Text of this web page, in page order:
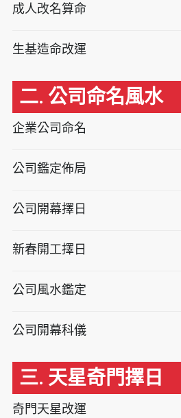
成人改名算命
生基造命改運
二. 公司命名風水
企業公司命名
公司鑑定佈局
公司開幕擇日
新春開工擇日
公司風水鑑定
公司開幕科儀
三. 天星奇門擇日
奇門天星改運